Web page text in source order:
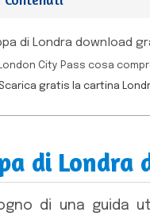
di Londra download
London City Pass cosa
Scarica gratis la cartina
di
di una guida